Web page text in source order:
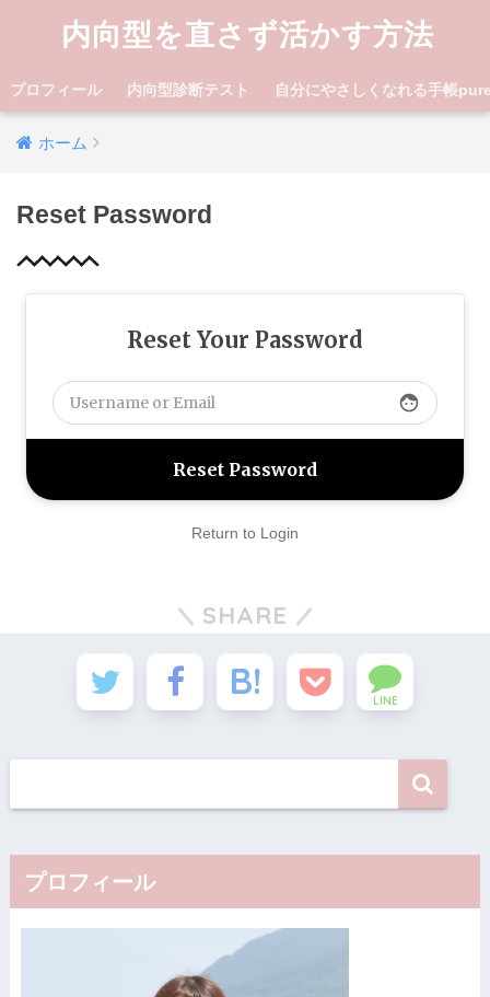
内向型を直さず活かす方法
プロフィール 内向型診断テスト 自分にやさしくなれる手帳
ホーム
Reset Password
Reset Your Password
face
Return to Login
SHARE
LINE
プロフィール